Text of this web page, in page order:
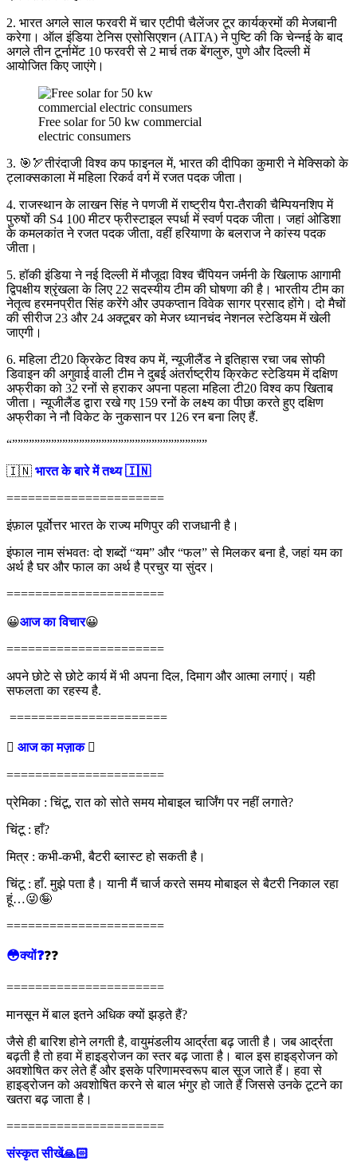
2. भारत अगले साल फरवरी में चार एटीपी चैलेंजर टूर कार्यक्रमों की मेजबानी
करेगा। ऑल इंडिया टेनिस एसोसिएशन (AITA) ने पुष्टि की कि चेन्नई के बाद
अगले तीन टूर्नामेंट 10 फरवरी से 2 मार्च तक बेंगलुरु, पुणे और दिल्ली में
आयोजित किए जाएंगे।
Free solar for 50 kw commercial
electric consumers
3. 🎯🏹तीरंदाजी विश्व कप फाइनल में, भारत की दीपिका कुमारी ने मेक्सिको के
ट्लाक्सकाला में महिला रिकर्व वर्ग में रजत पदक जीता।
4. राजस्थान के लाखन सिंह ने पणजी में राष्ट्रीय पैरा-तैराकी चैम्पियनशिप में
पुरुषों की S4 100 मीटर फ्रीस्टाइल स्पर्धा में स्वर्ण पदक जीता। जहां ओडिशा
के कमलकांत ने रजत पदक जीता, वहीं हरियाणा के बलराज ने कांस्य पदक
जीता।
5. हॉकी इंडिया ने नई दिल्ली में मौजूदा विश्व चैंपियन जर्मनी के खिलाफ आगामी
द्विपक्षीय श्रृंखला के लिए 22 सदस्यीय टीम की घोषणा की है। भारतीय टीम का
नेतृत्व हरमनप्रीत सिंह करेंगे और उपकप्तान विवेक सागर प्रसाद होंगे। दो मैचों
की सीरीज 23 और 24 अक्टूबर को मेजर ध्यानचंद नेशनल स्टेडियम में खेली
जाएगी।
6. महिला टी20 क्रिकेट विश्व कप में, न्यूजीलैंड ने इतिहास रचा जब सोफी
डिवाइन की अगुवाई वाली टीम ने दुबई अंतर्राष्ट्रीय क्रिकेट स्टेडियम में दक्षिण
अफ्रीका को 32 रनों से हराकर अपना पहला महिला टी20 विश्व कप खिताब
जीता। न्यूजीलैंड द्वारा रखे गए 159 रनों के लक्ष्य का पीछा करते हुए दक्षिण
अफ्रीका ने नौ विकेट के नुकसान पर 126 रन बना लिए हैं.
“”””””””””””””””””””””””””””””””””””
🇮🇳 भारत के बारे में तथ्य 🇮🇳
======================
इंफ़ाल पूर्वोत्तर भारत के राज्य मणिपुर की राजधानी है।
इंफाल नाम संभवतः दो शब्दों “यम” और “फल” से मिलकर बना है, जहां यम का
अर्थ है घर और फाल का अर्थ है प्रचुर या सुंदर।
======================
😀आज का विचार😀
======================
अपने छोटे से छोटे कार्य में भी अपना दिल, दिमाग और आत्मा लगाएं। यही
सफलता का रहस्य है.
======================
 आज का मज़ाक
======================
प्रेमिका : चिंटू, रात को सोते समय मोबाइल चार्जिंग पर नहीं लगाते?
चिंटू : हाँ?
मित्र : कभी-कभी, बैटरी ब्लास्ट हो सकती है।
चिंटू : हाँ. मुझे पता है। यानी मैं चार्ज करते समय मोबाइल से बैटरी निकाल रहा
हूं…😜🤪
======================
😳क्यों❓❓❓
======================
मानसून में बाल इतने अधिक क्यों झड़ते हैं?
जैसे ही बारिश होने लगती है, वायुमंडलीय आर्द्रता बढ़ जाती है। जब आर्द्रता
बढ़ती है तो हवा में हाइड्रोजन का स्तर बढ़ जाता है। बाल इस हाइड्रोजन को
अवशोषित कर लेते हैं और इसके परिणामस्वरूप बाल सूज जाते हैं। हवा से
हाइड्रोजन को अवशोषित करने से बाल भंगुर हो जाते हैं जिससे उनके टूटने का
खतरा बढ़ जाता है।
======================
संस्कृत सीखें🙏🏻